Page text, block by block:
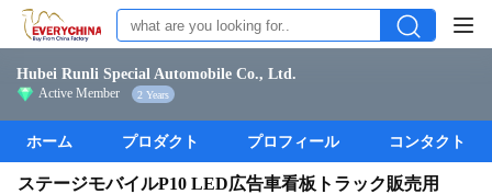
Hubei Runli Special Automobile Co., Ltd.
Active Member 2 Years
ホーム プロダクト プロフィール コンタクト
ステージモバイルP10 LED広告車看板トラック販売用